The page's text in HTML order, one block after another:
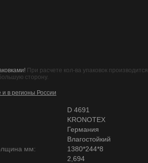
При расчете кол-ва упаковок производится
сторону.
в регионы России
D 4691
KRONOTEX
Германия
Влагостойкий
мм:
1380*244*8
2,694